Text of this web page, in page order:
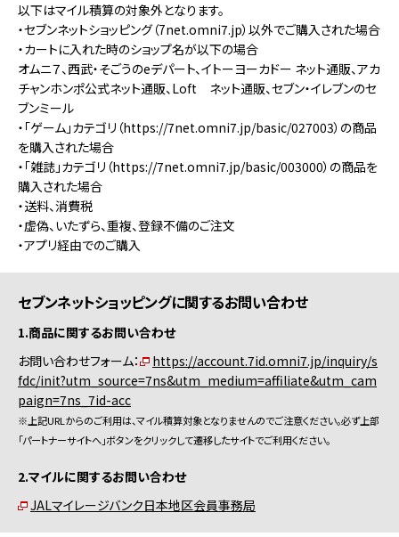
以下はマイル積算の対象外となります。
・セブンネットショッピング（7net.omni7.jp）以外でご購入された場合
・カートに入れた時のショップ名が以下の場合
オムニ７、西武・そごうのeデパート、イトーヨーカドー ネット通販、アカ
チャンホンポ公式ネット通販、Loft ネット通販、セブン・イレブンのセ
ブンミール
・「ゲーム」カテゴリ（https://7net.omni7.jp/basic/027003）の商品
を購入された場合
・「雑誌」カテゴリ（https://7net.omni7.jp/basic/003000）の商品を
購入された場合
・送料、消費税
・虚偽、いたずら、重複、登録不備のご注文
・アプリ経由でのご購入
セブンネットショッピングに関するお問い合わせ
1.商品に関するお問い合わせ
お問い合わせフォーム：
https://account.7id.omni7.jp/inquiry/s
fdc/init?utm_source=7ns&utm_medium=affiliate&utm_cam
paign=7ns_7id-acc
※上記URLからのご利用は、マイル積算対象となりませんのでご注意ください。必ず上部
「パートナーサイトへ」ボタンをクリックして遷移したサイトでご利用ください。
2.マイルに関するお問い合わせ
JALマイレージバンク日本地区会員事務局